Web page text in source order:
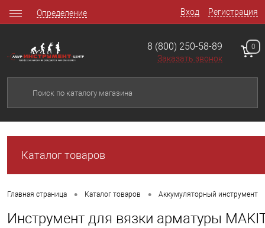
Вход Регистрация
Определение
8 (800) 250-58-89
Заказать звонок
0
Каталог товаров
Главная страница • Каталог товаров • Аккумуляторный инструмент
Инструмент для вязки арматуры